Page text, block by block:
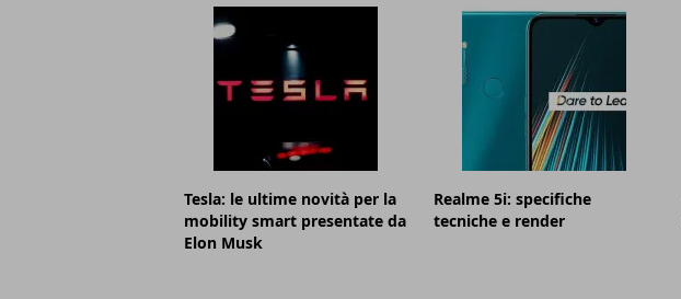
Tesla: le ultime novità per la
mobility smart presentate da
Elon Musk
Realme 5i: specifiche
tecniche e render